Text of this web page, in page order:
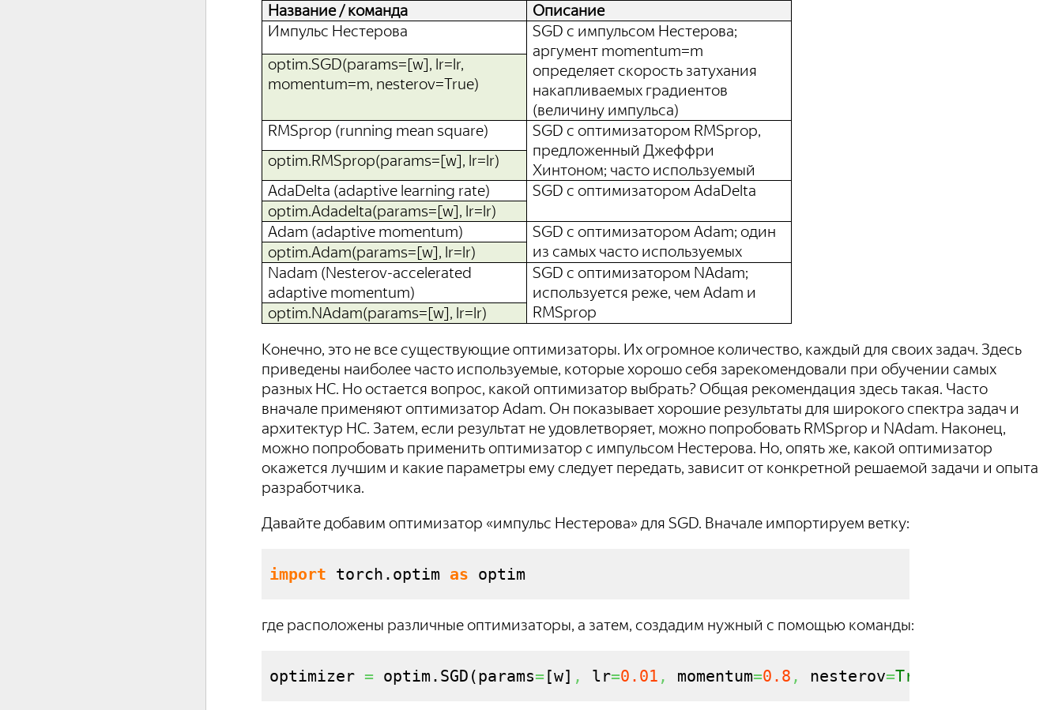
Название/команда
Описание
Импульс Нестерова
SGD с импульсом Нестерова;
аргумент momentum=m
определяет скорость затухания
накапливаемых градиентов
(величину импульса)
optim.SGD(params=[w], lr=lr,
momentum=m, nesterov=True)
RMSprop (running mean square)
SGD с оптимизатором RMSprop,
предложенный Джеффри
Хинтоном; часто используемый
optim.RMSprop(params=[w], lr=lr)
AdaDelta (adaptive learning rate)
SGD с оптимизатором AdaDelta
optim.Adadelta(params=[w], lr=lr)
Adam (adaptive momentum)
SGD с оптимизатором Adam; один
из самых часто используемых
optim.Adam(params=[w], lr=lr)
Nadam (Nesterov-accelerated
adaptive momentum)
SGD с оптимизатором NAdam;
используется реже, чем Adam и
RMSprop
optim.NAdam(params=[w], lr=lr)
Конечно, это не все существующие оптимизаторы. Их огромное количество, каждый для своих задач. Здесь
приведены наиболее часто используемые, которые хорошо себя зарекомендовали при обучении самых
разных НС. Но остается вопрос, какой оптимизатор выбрать? Общая рекомендация здесь такая. Часто
вначале применяют оптимизатор Adam. Он показывает хорошие результаты для широкого спектра задач и
архитектур НС. Затем, если результат не удовлетворяет, можно попробовать RMSprop и NAdam. Наконец,
можно попробовать применить оптимизатор с импульсом Нестерова. Но, опять же, какой оптимизатор
окажется лучшим и какие параметры ему следует передать, зависит от конкретной решаемой задачи и опыта
разработчика.
Давайте добавим оптимизатор «импульс Нестерова» для SGD. Вначале импортируем ветку:
import torch. optim as optim
где расположены различные оптимизаторы, а затем, создадим нужный с помощью команды:
optimizer = optim. SGD (params=[w] , lr=0.01 , momentum=0.8 , nesterov=True